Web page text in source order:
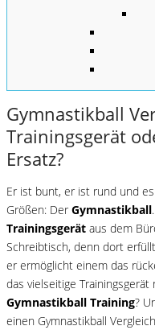
Gymnastikball
Trainingsgerät
Ersatz?
Er ist bunt, er ist rund und
Größen: Der Gymnastikball
Trainingsgerät aus dem
Schreibtisch, denn dort
er ermöglicht einem das
das vielseitige
Gymnastikball Training?
einen Gymnastikball